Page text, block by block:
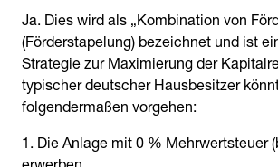
Ja. Dies wird als „Kombination von
(Förderstapelung) bezeichnet und ist
Strategie zur Maximierung der
typischer deutscher Hausbesitzer
folgendermaßen vorgehen:
Die Anlage mit 0 % Mehrwertsteuer